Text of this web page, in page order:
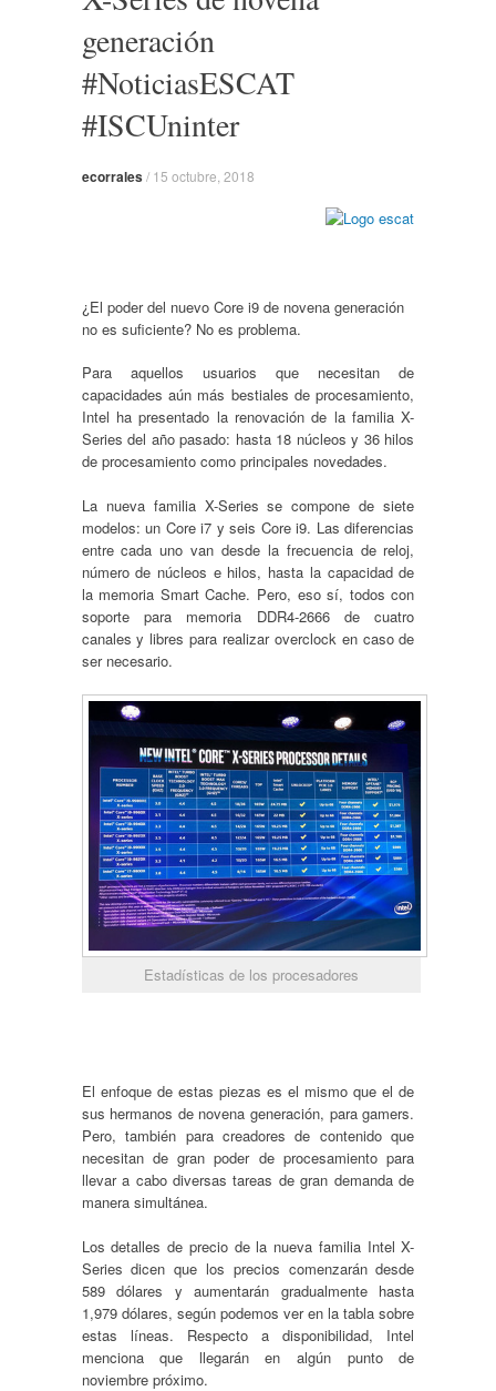
generación
#NoticiasESCAT
#ISCUninter
ecorrales/ 15 octubre, 2018
¿El poder del nuevo Core i9 de novena generación
no es suficiente? No es problema.
Para aquellos usuarios que necesitan de
capacidades aún más bestiales de procesamiento,
Intel ha presentado la renovación de la familia X-
Series del año pasado: hasta 18 núcleos y 36 hilos
de procesamiento como principales novedades.
La nueva familia X-Series se compone de siete
modelos: un Core i7 y seis Core i9. Las diferencias
entre cada uno van desde la frecuencia de reloj,
número de núcleos e hilos, hasta la capacidad de
la memoria Smart Cache. Pero, eso sí, todos con
soporte para memoria DDR4-2666 de cuatro
canales y libres para realizar overclock en caso de
ser necesario.
Estadísticas de los procesadores
El enfoque de estas piezas es el mismo que el de
sus hermanos de novena generación, para gamers.
Pero, también para creadores de contenido que
necesitan de gran poder de procesamiento para
llevar a cabo diversas tareas de gran demanda de
manera simultánea.
Los detalles de precio de la nueva familia Intel X-
Series dicen que los precios comenzarán desde
589 dólares y aumentarán gradualmente hasta
1,979 dólares, según podemos ver en la tabla sobre
estas líneas. Respecto a disponibilidad, Intel
menciona que llegarán en algún punto de
noviembre próximo.